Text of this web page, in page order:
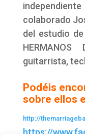
colaborado
del estudio
guitarrista,
Podéis
sobre ellos
http://
https://